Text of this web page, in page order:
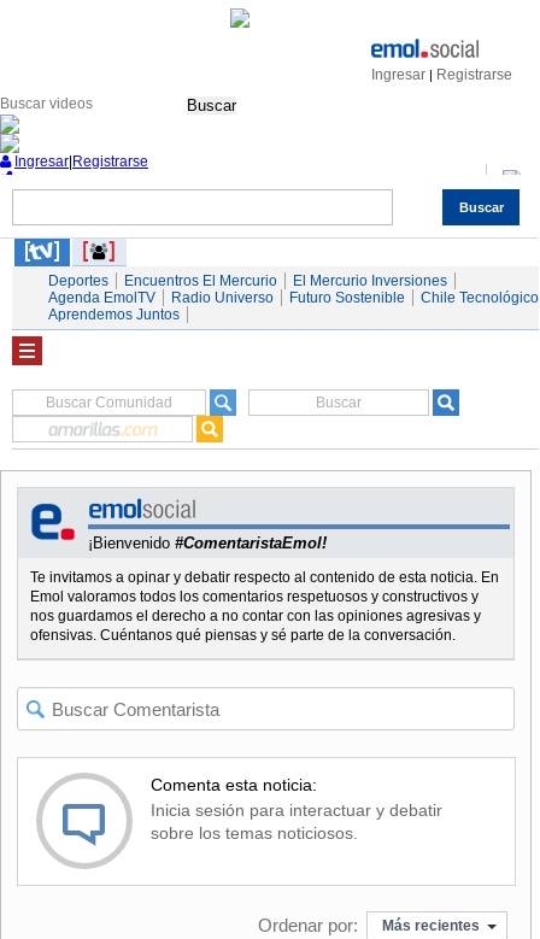
Ingresar | Registrarse
Buscar
Buscar
Ingresar Registrarse
Servicios
Deportes Encuentros El Mercurio
El Mercurio Inversiones
Agenda EmolTV
Radio Universo Futuro Sostenible
Chile Tecnológico
Aprendemos Juntos
¡Bienvenido #ComentaristaEmol!
Te invitamos a opinar y debatir respecto al contenido de esta noticia. En
Emol valoramos todos los comentarios respetuosos y constructivos y
nos guardamos el derecho a no contar con las opiniones agresivas y
ofensivas. Cuéntanos qué piensas y sé parte de la conversación.
Comenta esta noticia:
Inicia sesión para interactuar y debatir
sobre los temas noticiosos.
Ordenar por: Más recientes